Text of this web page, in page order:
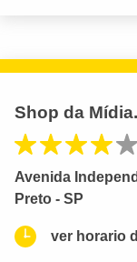
Shop da
Avenida
Preto - SP
ver horario